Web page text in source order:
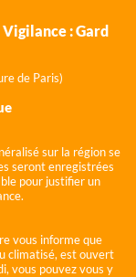
: Gard
de Paris)
sur la région se
seront enregistrées
pour justifier un
vous informe que
climatisé, est ouvert
vous pouvez vous y